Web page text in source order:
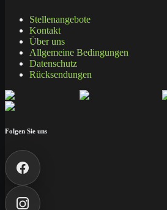
Stellenangebote
Kontakt
Über uns
Allgemeine Bedingungen
Datenschutz
Rücksendungen
Folgen Sie uns